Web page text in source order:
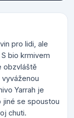
pro lidi, ale
bio krmivem
obzvláště
Yarrah je
jiné se spoustou
chuti.